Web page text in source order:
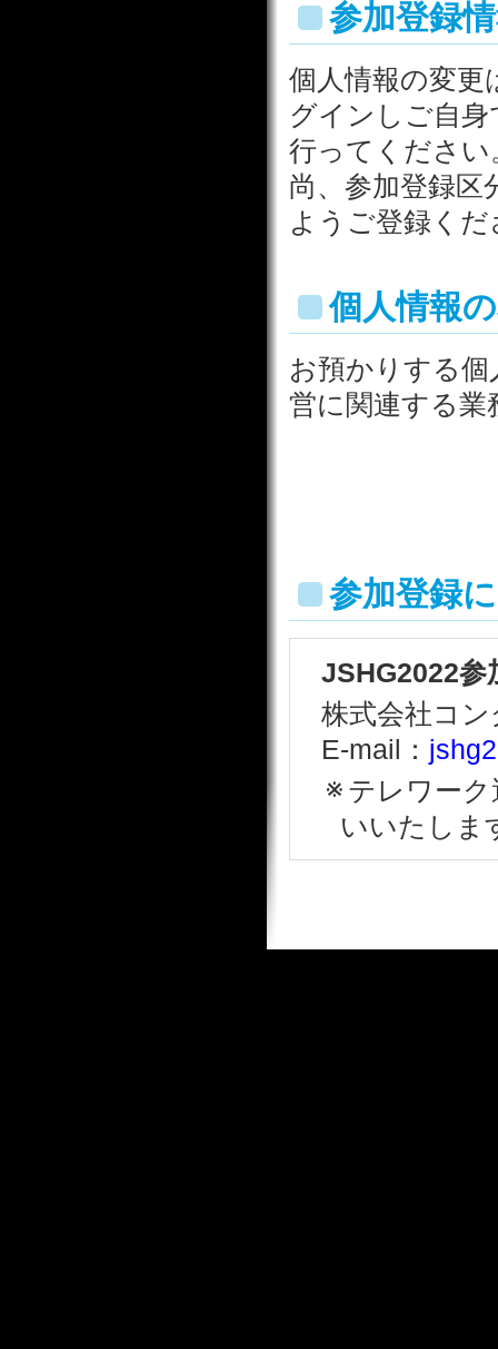
参加登録
個人情報の変更
グインしご自
行ってください
尚、参加登録
ようご登録くだ
個人情報
お預かりする個
営に関連する業
参加登録
JSHG2022参
株式会社コ
E-mail：
テレワー
いいたしま